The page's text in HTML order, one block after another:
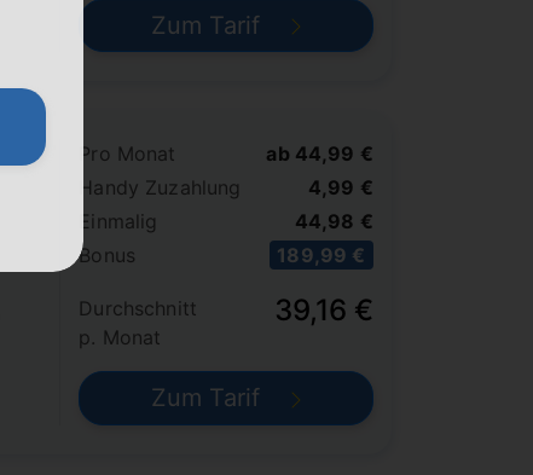
Zum Tarif
Pro Monat
Handy Zuzahlung
Einmalig
Bonus
ab 44,99 €
4,99 €
44,98 €
189,99 €
Durchschnitt
p. Monat
39,16 €
Zum Tarif